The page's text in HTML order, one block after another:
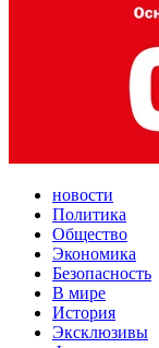
новости
Политика
Общество
Экономика
Безопасность
В мире
История
Эксклюзивы